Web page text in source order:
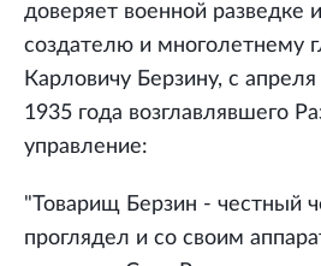
доверяет военной разведке
создателю и многолетнему
Карловичу Берзину, с
1935 года возглавлявшего
управление:
"Товарищ Берзин - честный
проглядел и со своим